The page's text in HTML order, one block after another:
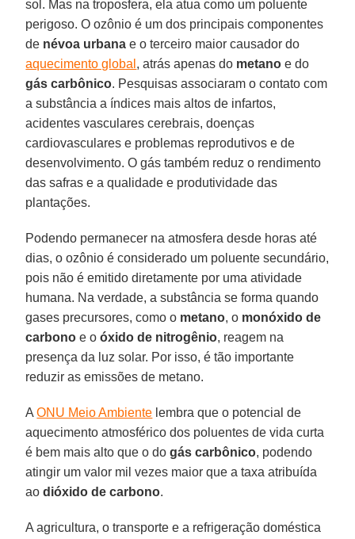
sol. Mas na troposfera, ela atua como um poluente
perigoso. O ozônio é um dos principais componentes
de névoa urbana e o terceiro maior causador do
aquecimento global , atrás apenas do metano e do
gás carbônico. Pesquisas associaram o contato com
a substância a índices mais altos de infartos,
acidentes vasculares cerebrais, doenças
cardiovasculares e problemas reprodutivos e de
desenvolvimento. O gás também reduz o rendimento
das safras e a qualidade e produtividade das
plantações.
Podendo permanecer na atmosfera desde horas até
dias, o ozônio é considerado um poluente secundário,
pois não é emitido diretamente por uma atividade
humana. Na verdade, a substância se forma quando
gases precursores, como o metano, o monóxido de
carbono e oóxido de nitrogênio, reagem na
presença da luz solar. Por isso, é tão importante
reduzir as emissões de metano.
AONU Meio Ambiente lembra que o potencial de
aquecimento atmosférico dos poluentes de vida curta
é bem mais alto que o dogás carbônico, podendo
atingir um valor mil vezes maior que a taxa atribuída
aodióxido de carbono.
A agricultura, o transporte e a refrigeração doméstica